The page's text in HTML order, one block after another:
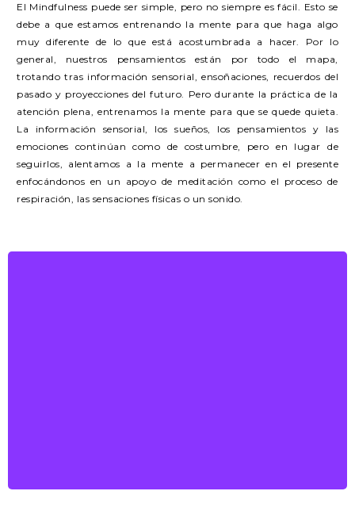
El Mindfulness puede ser simple, pero no siempre es fácil. Esto se
debe a que estamos entrenando la mente para que haga algo
muy diferente de lo que está acostumbrada a hacer. Por lo
general, nuestros pensamientos están por todo el mapa,
trotando tras información sensorial, ensoñaciones, recuerdos del
pasado y proyecciones del futuro. Pero durante la práctica de la
atención plena, entrenamos la mente para que se quede quieta.
La información sensorial, los sueños, los pensamientos y las
emociones continúan como de costumbre, pero en lugar de
seguirlos, alentamos a la mente a permanecer en el presente
enfocándonos en un apoyo de meditación como el proceso de
respiración, las sensaciones físicas o un sonido.